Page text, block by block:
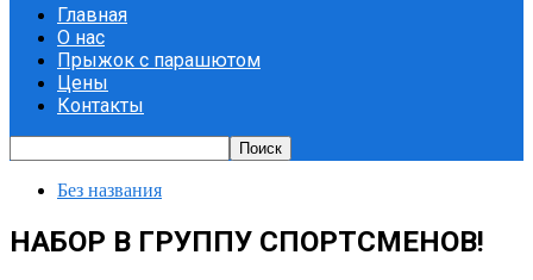
Главная
О нас
Прыжок с парашютом
Цены
Контакты
Без названия
НАБОР В ГРУППУ СПОРТСМЕНОВ!